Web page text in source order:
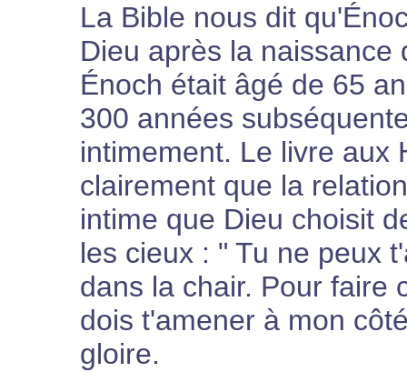
La Bible nous dit
Dieu après la
Énoch était âgé de 65
300 années
intimement. Le livre aux
clairement que la
intime que Dieu choisit
les cieux : " Tu ne peux
dans la chair. Pour faire
dois t'amener à mon
gloire.